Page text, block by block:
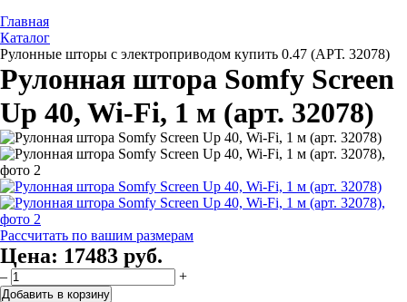
Главная
Каталог
Рулонные шторы с электроприводом купить 0.47 (АРТ. 32078)
Рулонная штора Somfy Screen
Up 40, Wi-Fi, 1 м (арт. 32078)
Рассчитать по вашим размерам
Цена: 17483 руб.
– +
Добавить в корзину